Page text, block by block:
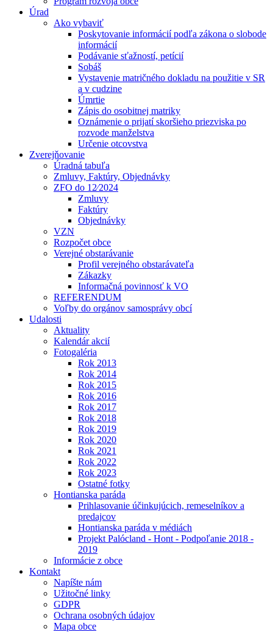
Úrad
Ako vybaviť
Poskytovanie informácií podľa zákona o slobode
informácií
Podávanie sťažností, petícií
Sobáš
Vystavenie matričného dokladu na použitie v SR
a v cudzine
Úmrtie
Zápis do osobitnej matriky
Oznámenie o prijatí skoršieho priezviska po
rozvode manželstva
Určenie otcovstva
Zverejňovanie
Úradná tabuľa
Zmluvy, Faktúry, Objednávky
ZFO do 12⁄2024
Zmluvy
Faktúry
Objednávky
VZN
Rozpočet obce
Verejné obstarávanie
Profil verejného obstarávateľa
Zákazky
Informačná povinnosť k VO
REFERENDUM
Voľby do orgánov samosprávy obcí
Udalosti
Aktuality
Kalendár akcií
Fotogaléria
Rok 2013
Rok 2014
Rok 2015
Rok 2016
Rok 2017
Rok 2018
Rok 2019
Rok 2020
Rok 2021
Rok 2022
Rok 2023
Ostatné fotky
Hontianska paráda
Prihlasovanie účinkujúcich, remeselníkov a
predajcov
Hontianska paráda v médiách
Projekt Palócland - Hont - Podpoľanie 2018 -
2019
Informácie z obce
Kontakt
Napíšte nám
Užitočné linky
GDPR
Ochrana osobných údajov
Mapa obce